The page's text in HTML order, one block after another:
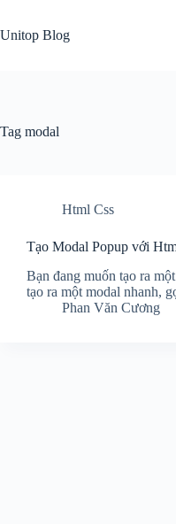
content
Unitop Blog
Tag modal
Html Css
Tạo Modal Popup với
Bạn đang muốn tạo ra
tạo ra một modal nhanh,
Phan Văn Cương